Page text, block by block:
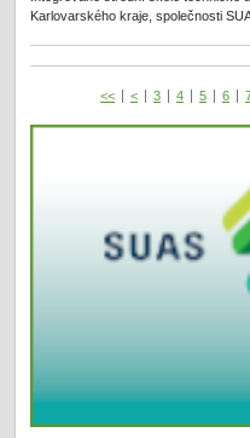
Karlovarského kraje, společnosti
<< < 3 4 5 6